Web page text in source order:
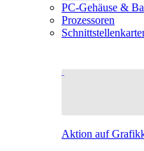
PC-Gehäuse &
Prozessoren
Aktion auf